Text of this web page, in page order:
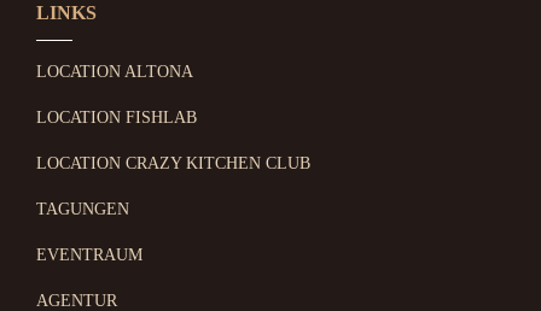
LINKS
LOCATION ALTONA
LOCATION FISHLAB
LOCATION CRAZY KITCHEN CLUB
TAGUNGEN
EVENTRAUM
AGENTUR